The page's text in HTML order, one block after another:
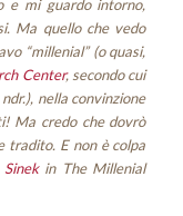
e mi guardo intorno,
Ma quello che vedo
“millenial” (o quasi,
Center, secondo cui
nella convinzione
Ma credo che dovrò
tradito. E non è colpa
Sinekin The Millenial